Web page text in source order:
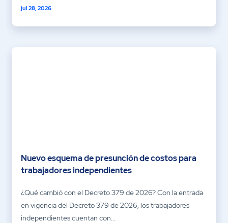
jul 28, 2026
Nuevo esquema de presunción de costos para
trabajadores independientes
¿Qué cambió con el Decreto 379 de 2026? Con la entrada
en vigencia del Decreto 379 de 2026, los trabajadores
independientes cuentan con...